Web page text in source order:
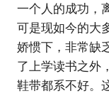
一个人的成功，
可是现如今的大
娇惯下，非常缺
了上学读书之外
鞋带都系不好。